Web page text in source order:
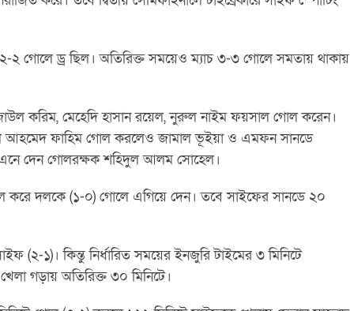
২-২ গোলে ড্র ছিল। অতিরিক্ত সময়েও ম্যাচ ৩-৩ গোলে সমতায় থাকায়
করিম, মেহেদি হাসান রয়েল, নুরুল নাইম ফয়সাল গোল করেন।
আহমেদ ফাহিম গোল করলেও জামাল ভূইয়া ও এমফন সানডে
দেন গোলরক্ষক শহিদুল আলম সোহেল।
দলকে (১-০) গোলে এগিয়ে দেন। তবে সাইফের সানডে ২০
১)। কিন্তু নির্ধারিত সময়ের ইনজুরি টাইমের ৩ মিনিটে
গড়ায় অতিরিক্ত ৩০ মিনিটে।